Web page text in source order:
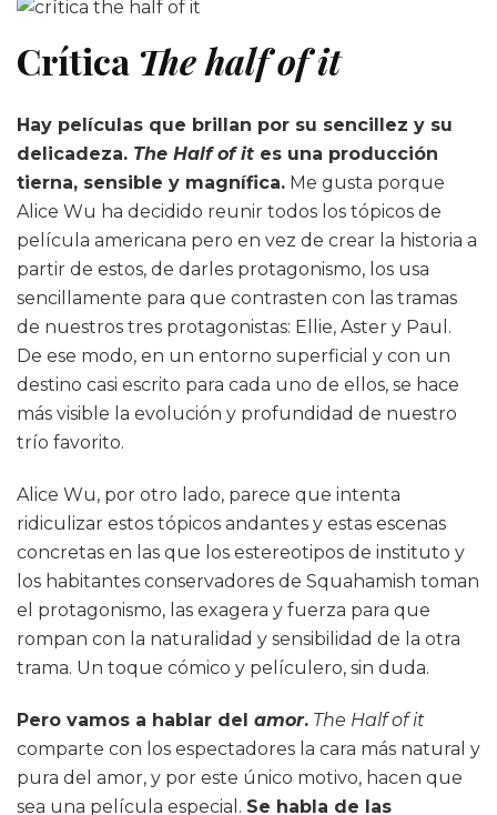
Crítica The half of it
Hay películas que brillan por su sencillez y su
delicadeza. The Half of it es una producción
tierna, sensible y magnífica. Me gusta porque
Alice Wu ha decidido reunir todos los tópicos de
película americana pero en vez de crear la historia a
partir de estos, de darles protagonismo, los usa
sencillamente para que contrasten con las tramas
de nuestros tres protagonistas: Ellie, Aster y Paul.
De ese modo, en un entorno superficial y con un
destino casi escrito para cada uno de ellos, se hace
más visible la evolución y profundidad de nuestro
trío favorito.
Alice Wu, por otro lado, parece que intenta
ridiculizar estos tópicos andantes y estas escenas
concretas en las que los estereotipos de instituto y
los habitantes conservadores de Squahamish toman
el protagonismo, las exagera y fuerza para que
rompan con la naturalidad y sensibilidad de la otra
trama. Un toque cómico y películero, sin duda.
Pero vamos a hablar del amor. The Half of it
comparte con los espectadores la cara más natural y
pura del amor, y por este único motivo, hacen que
sea una película especial. Se habla de las